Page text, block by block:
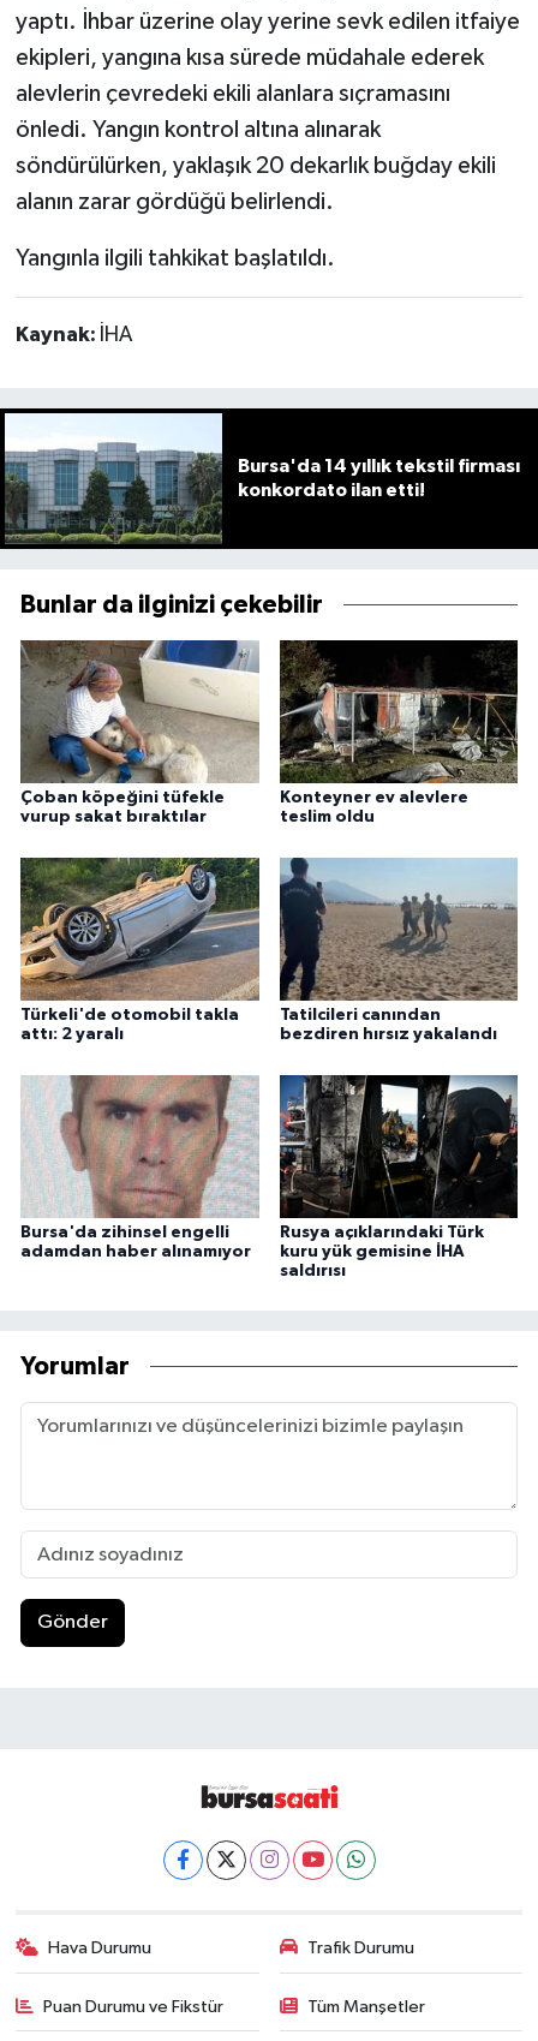
yaptı. İhbar üzerine olay yerine sevk edilen itfaiye
ekipleri, yangına kısa sürede müdahale ederek
alevlerin çevredeki ekili alanlara sıçramasını
önledi. Yangın kontrol altına alınarak
söndürülürken, yaklaşık 20 dekarlık buğday ekili
alanın zarar gördüğü belirlendi.
Yangınla ilgili tahkikat başlatıldı.
Kaynak: İHA
Bursa'da 14 yıllık tekstil firması
konkordato ilan etti!
Bunlar da ilginizi çekebilir
Çoban köpeğini tüfekle
vurup sakat bıraktılar
Konteyner ev alevlere
teslim oldu
Türkeli'de otomobil takla
attı: 2 yaralı
Tatilcileri canından
bezdiren hırsız yakalandı
Bursa'da zihinsel engelli
adamdan haber alınamıyor
Rusya açıklarındaki Türk
kuru yük gemisine İHA
saldırısı
Yorumlar
Gönder
Hava Durumu Trafik Durumu
Puan Durumu ve Fikstür Tüm Manşetler